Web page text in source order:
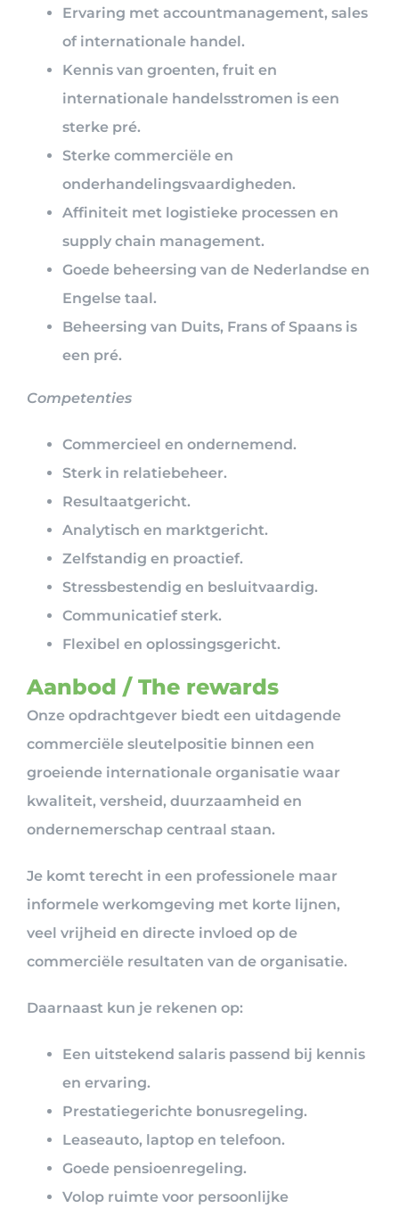
Ervaring met accountmanagement, sales
of internationale handel.
Kennis van groenten, fruit en
internationale handelsstromen is een
sterke pré.
Sterke commerciële en
onderhandelingsvaardigheden.
Affiniteit met logistieke processen en
supply chain management.
Goede beheersing van de Nederlandse en
Engelse taal.
Beheersing van Duits, Frans of Spaans is
een pré.
Competenties
Commercieel en ondernemend.
Sterk in relatiebeheer.
Resultaatgericht.
Analytisch en marktgericht.
Zelfstandig en proactief.
Stressbestendig en besluitvaardig.
Communicatief sterk.
Flexibel en oplossingsgericht.
Aanbod / The rewards
Onze opdrachtgever biedt een uitdagende
commerciële sleutelpositie binnen een
groeiende internationale organisatie waar
kwaliteit, versheid, duurzaamheid en
ondernemerschap centraal staan.
Je komt terecht in een professionele maar
informele werkomgeving met korte lijnen,
veel vrijheid en directe invloed op de
commerciële resultaten van de organisatie.
Daarnaast kun je rekenen op:
Een uitstekend salaris passend bij kennis
en ervaring.
Prestatiegerichte bonusregeling.
Leaseauto, laptop en telefoon.
Goede pensioenregeling.
Volop ruimte voor persoonlijke